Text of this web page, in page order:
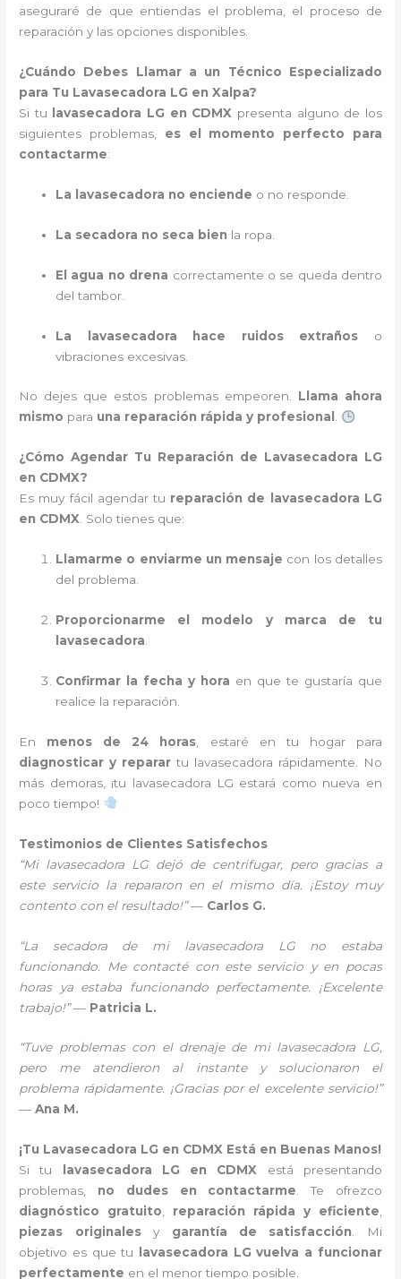
aseguraré de que entiendas el problema, el proceso de
reparación y las opciones disponibles.
¿Cuándo Debes Llamar a un Técnico Especializado
para Tu Lavasecadora LG en Xalpa?
Si tu
lavasecadora LG en CDMX presenta alguno de los
siguientes problemas, es el momento perfecto para
contactarme:
La lavasecadora no enciende o no responde.
La secadora no seca bien la ropa.
El agua no drena correctamente o se queda dentro
del tambor.
La lavasecadora hace ruidos extraños o
vibraciones excesivas.
No dejes que estos problemas empeoren. Llama ahora
mismo para una reparación rápida y profesional .
¿Cómo Agendar Tu Reparación de Lavasecadora LG
en CDMX?
Es muy fácil agendar tu reparación de lavasecadora LG
en CDMX. Solo tienes que:
Llamarme o enviarme un mensaje con los detalles
del problema.
Proporcionarme el modelo y marca de tu
lavasecadora
Confirmar la fecha y hora en que te gustaría que
realice la reparación.
En menos de 24 horas , estaré en tu hogar para
diagnosticar y reparar tu lavasecadora rápidamente. No
más demoras, ¡tu lavasecadora LG estará como nueva en
poco tiempo!
Testimonios de Clientes Satisfechos
“Mi lavasecadora LG dejó de centrifugar, pero gracias a
este servicio la repararon en el mismo día. ¡Estoy muy
contento con el resultado!”— Carlos G.
“La secadora de mi lavasecadora LG no estaba
funcionando. Me contacté con este servicio y en pocas
horas ya estaba funcionando perfectamente. ¡Excelente
trabajo!”— Patricia L.
“Tuve problemas con el drenaje de mi lavasecadora LG,
pero me atendieron al instante y solucionaron el
problema rápidamente. ¡Gracias por el excelente servicio!”
—Ana M.
¡Tu Lavasecadora LG en CDMX Está en Buenas Manos!
Si tu
lavasecadora LG en CDMX está presentando
problemas, no dudes en contactarme. Te ofrezco
diagnóstico gratuito, reparación rápida y eficiente,
piezas originalesy garantía de satisfacción. Mi
objetivo es que tu
lavasecadora LG vuelva a funcionar
perfectamente en el menor tiempo posible.